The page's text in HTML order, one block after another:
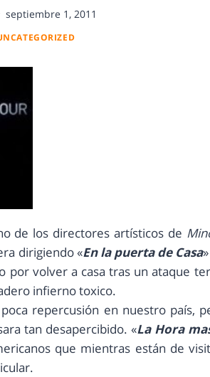
septiembre 1, 2011
de los directores artísticos de
dirigiendo «En la puerta de Casa
por volver a casa tras un ataque
infierno toxico.
repercusión en nuestro país,
tan desapercibido. «La Hora
que mientras están de